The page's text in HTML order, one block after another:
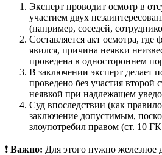
Эксперт проводит осмотр в
участием двух
(например, соседей,
Составляется акт осмотра, где
явился, причина неявки
проведена в одностороннем
В заключении эксперт делает
проведено без участия второй
неявкой при надлежащем
Суд впоследствии (как
заключение допустимым,
злоупотребил правом (ст. 10
❗ Важно: Для этого нужно железное